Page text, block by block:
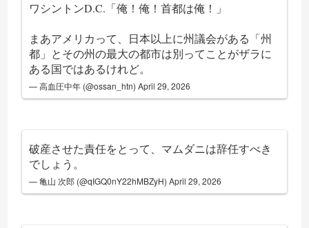
ワシントンD.C.「俺！俺！首都は俺！」
まあアメリカって、日本以上に州議会がある「州
都」とその州の最大の都市は別ってことがザラに
ある国ではあるけれど。
— 高血圧中年 (@ossan_htn)April 29, 2026
破産させた責任をとって、マムダニは辞任すべき
でしょう。
— 亀山 次郎 (@qIGQ0nY22hMBZyH)April 29, 2026